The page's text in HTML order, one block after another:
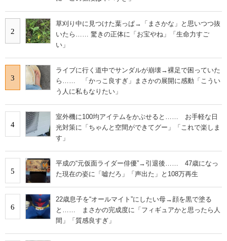
2
草刈り中に見つけた葉っぱ→「まさかな」と思いつつ抜
いたら…… 驚きの正体に「お宝やね」「生命力すご
い」
3
ライブに行く道中でサンダルが崩壊→裸足で困っていた
ら…… 「かっこ良すぎ」まさかの展開に感動「こうい
う人に私もなりたい」
4
室外機に100均アイテムをかぶせると…… お手軽な日
光対策に「ちゃんと空間ができてグー」「これで楽しま
す」
5
平成の“元仮面ライダー俳優”→引退後…… 47歳になっ
た現在の姿に「嘘だろ」「声出た」と108万再生
6
22歳息子を“オールマイト”にしたい母→顔を黒で塗る
と…… まさかの完成度に「フィギュアかと思ったら人
間」「質感良すぎ」